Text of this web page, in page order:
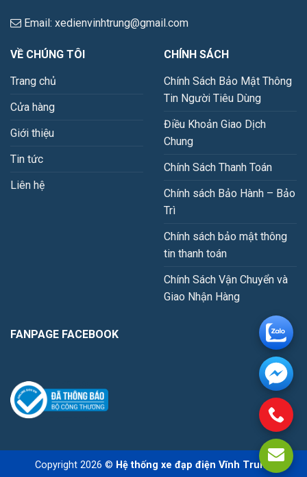
Email: xedienvinhtrung@gmail.com
VỀ CHÚNG TÔI
Trang chủ
Cửa hàng
Giới thiệu
Tin tức
Liên hệ
CHÍNH SÁCH
Chính Sách Bảo Mật Thông
Tin Người Tiêu Dùng
Điều Khoản Giao Dịch
Chung
Chính Sách Thanh Toán
Chính sách Bảo Hành – Bảo
Trì
Chính sách bảo mật thông
tin thanh toán
Chính Sách Vận Chuyển và
Giao Nhận Hàng
FANPAGE FACEBOOK
Copyright 2026 © Hệ thống xe đạp điện Vĩnh Trung